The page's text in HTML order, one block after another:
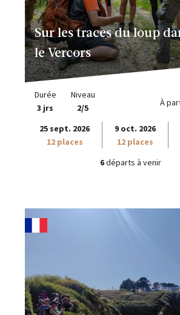
Sur les traces du loup
le Vercors
Durée
3 jrs
Niveau
2/5
À
25 sept. 2026
12 places
9 oct. 2026
12 places
6départs à venir